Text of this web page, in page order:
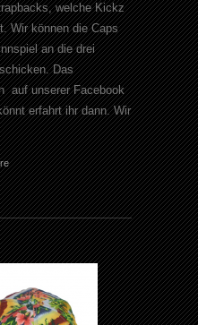
welche Kickz
Wir können die Caps
an die drei
Das
auf unserer Facebook
erfahrt ihr dann. Wir